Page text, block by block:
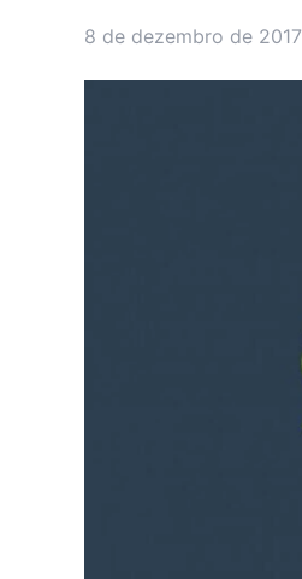
8 de dezembro de 2017